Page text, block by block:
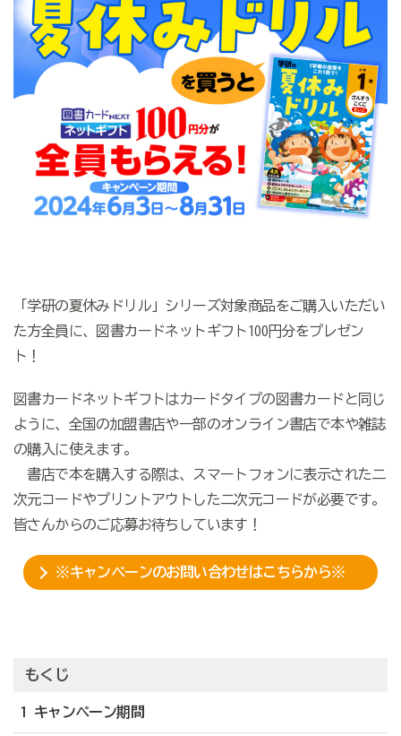
「学研の夏休みドリル」シリーズ対象商品をご購入いただい
た方全員に、図書カードネットギフト100円分をプレゼン
ト！
図書カードネットギフトはカードタイプの図書カードと同じ
ように、全国の加盟書店や一部のオンライン書店で本や雑誌
の購入に使えます。
書店で本を購入する際は、スマートフォンに表示された二
次元コードやプリントアウトした二次元コードが必要です。
皆さんからのご応募お待ちしています！
※キャンペーンのお問い合わせはこちらから※
もくじ
1 キャンペーン期間